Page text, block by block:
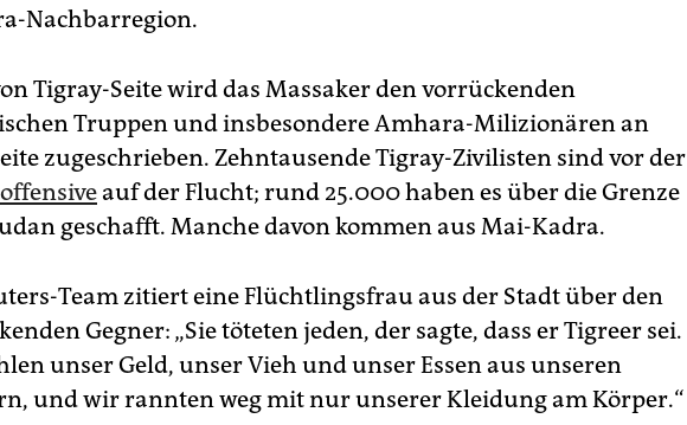
Nachbarregion.
Tigray-Seite wird das Massaker den vorrückenden
Truppen und insbesondere Amhara-Milizionären an
zugeschrieben. Zehntausende Tigray-Zivilisten sind vor der
auf der Flucht; rund 25.000 haben es über die Grenze
geschafft. Manche davon kommen aus Mai-Kadra.
Team zitiert eine Flüchtlingsfrau aus der Stadt über den
Gegner: „Sie töteten jeden, der sagte, dass er Tigreer sei.
unser Geld, unser Vieh und unser Essen aus unseren
und wir rannten weg mit nur unserer Kleidung am Körper.“